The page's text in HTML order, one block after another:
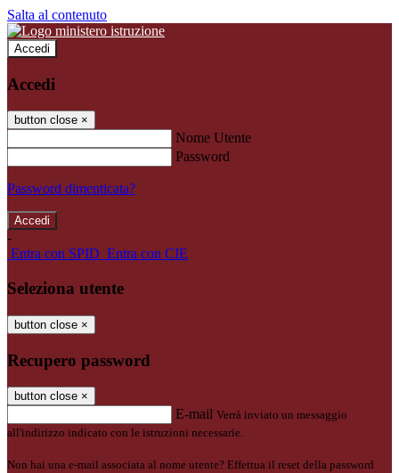
Salta al contenuto
Accedi
Accedi
button close ×
Nome Utente
Password
Password dimenticata?
-
Entra con SPID Entra con CIE
Seleziona utente
button close ×
Recupero password
button close ×
E-mail Verrà inviato un messaggio
all'indirizzo indicato con le istruzioni necessarie.
Non hai una e-mail associata al nome utente? Effettua il reset della password